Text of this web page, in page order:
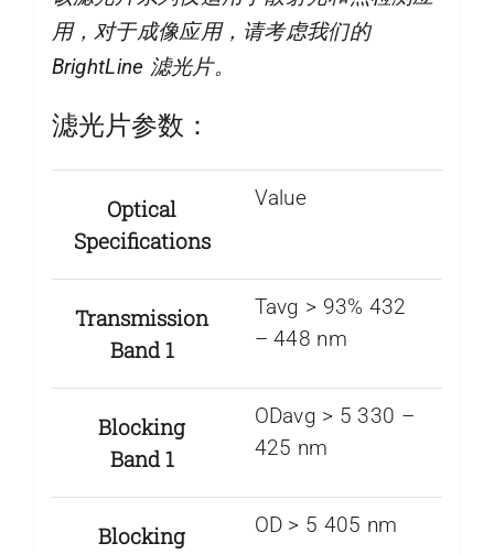
用，对于成像应用，请考虑我们的
BrightLine 滤光片。
滤光片参数：
Optical
Specifications
Value
Transmission
Band 1
Tavg > 93% 432
– 448 nm
Blocking
Band 1
ODavg > 5 330 –
425 nm
Blocking
OD > 5 405 nm